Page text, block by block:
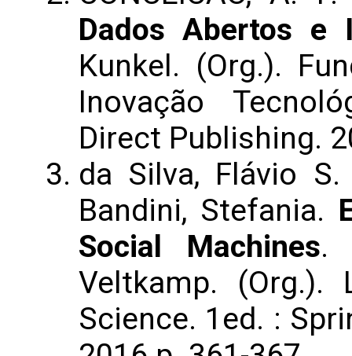
Dados Abertos e
Kunkel. (Org.).
Inovação
Direct Publishing.
da Silva, Flávio
Bandini, Stefania.
Social Machines.
Veltkamp. (Org.).
Science. 1ed. :